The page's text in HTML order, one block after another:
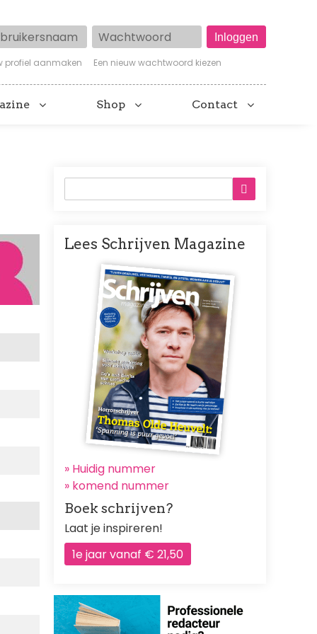
Wachtwoord
profiel aanmaken Een nieuw wachtwoord kiezen
Shop Contact
Lees Schrijven Magazine
Afbeelding
» Huidig nummer
» komend nummer
Boek schrijven?
Laat je inspireren!
1e jaar vanaf € 21,50